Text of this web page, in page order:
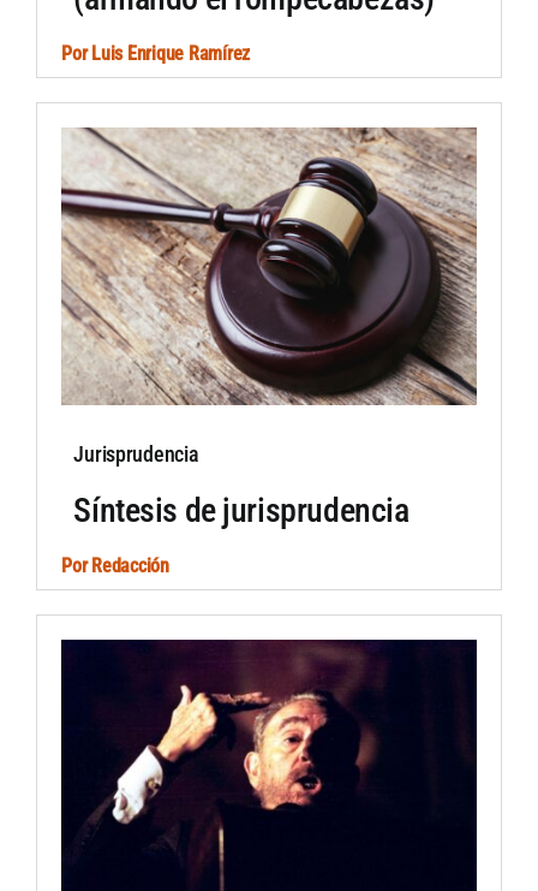
PorLuis Enrique Ramírez
Jurisprudencia
Síntesis de jurisprudencia
Por Redacción